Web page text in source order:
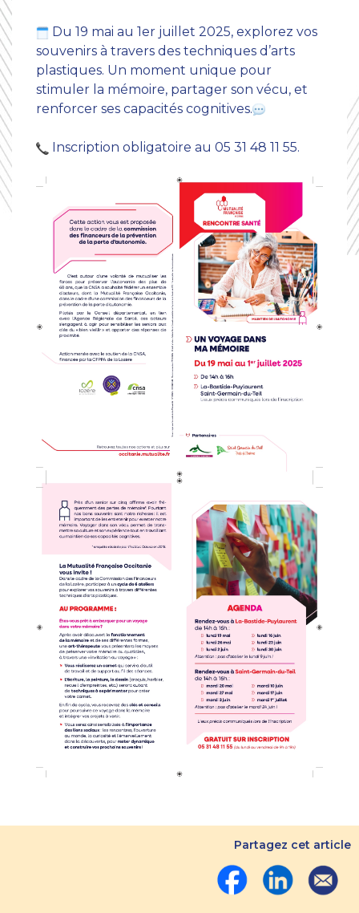
Du 19 mai au 1er juillet 2025, explorez vos
souvenirs à travers des techniques d’arts
plastiques. Un moment unique pour
stimuler la mémoire, partager son vécu, et
renforcer ses capacités cognitives.
Inscription obligatoire au 05 31 48 11 55.
Partagez cet article